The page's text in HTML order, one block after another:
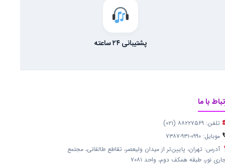
پشتیبانی ۲۴ ساعته
با ما
تلفن: ۸۸۲۲۷۵۶۹ (۰۲۱)
موبایل: ۰۹۹۰-۹۳۱-۷۳۸۷
آدرس: تهران، پایین‌تر از میدان ولیعصر، تقاطع طالقانی، مجتمع
نور، طبقه همکف دوم، واحد ۷۰۸۱